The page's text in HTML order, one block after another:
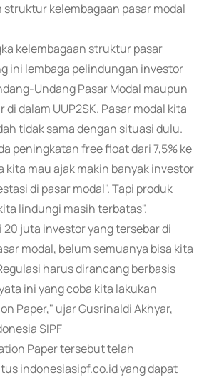
kelembagaan pasar modal
kelembagaan struktur pasar
ini lembaga pelindungan investor
Undang Pasar Modal maupun
dalam UUP2SK. Pasar modal kita
tidak sama dengan situasi dulu.
peningkatan free float dari 7,5% ke
kita mau ajak makin banyak investor
di pasar modal". Tapi produk
lindungi masih terbatas".
20 juta investor yang tersebar di
modal, belum semuanya bisa kita
harus dirancang berbasis
ini yang coba kita lakukan
Paper," ujar Gusrinaldi Akhyar,
SIPF
Paper tersebut telah
indonesiasipf.co.id yang dapat